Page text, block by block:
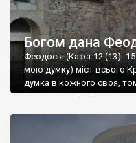
Богом дана
Феодосія (Кафа-12 (13) -15
мою думку) міст всього
думка в кожного своя,
запрошую відвідати це